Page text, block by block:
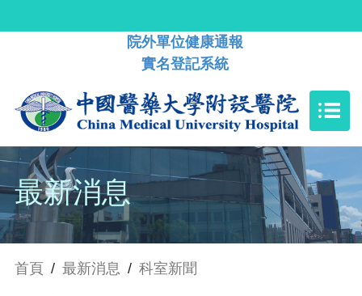
院外單位健康通報
實名登記系統
最新消息
首頁 / 最新消息 / 科室新聞